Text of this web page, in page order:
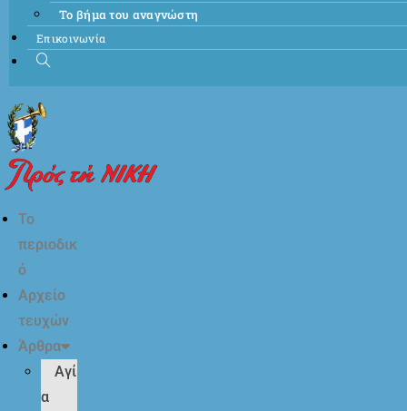
Το βήμα του αναγνώστη
Επικοινωνία
Το
περιοδικ
ό
Αρχείο
τευχών
Άρθρα
Αγί
α